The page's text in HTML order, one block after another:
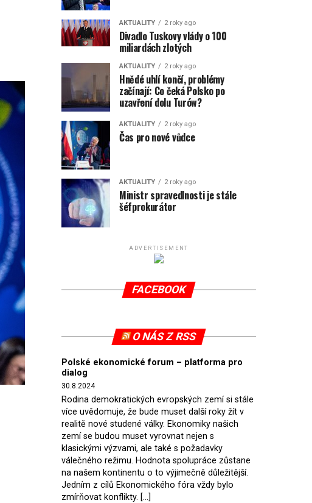
AKTUALITY 2 roky ago
Divadlo Tuskovy vlády o 100
miliardách zlotých
AKTUALITY 2 roky ago
Hnědé uhlí končí, problémy
začínají: Co čeká Polsko po
uzavření dolu Turów?
AKTUALITY 2 roky ago
Čas pro nové vůdce
AKTUALITY 2 roky ago
Ministr spravedlnosti je stále
šéfprokurátor
ADVERTISEMENT
FACEBOOK
O NÁS Z RSS
Polské ekonomické forum – platforma pro
dialog
30.8.2024
Rodina demokratických evropských zemí si stále
více uvědomuje, že bude muset další roky žít v
realitě nové studené války. Ekonomiky našich
zemí se budou muset vyrovnat nejen s
klasickými výzvami, ale také s požadavky
válečného režimu. Hodnota spolupráce zůstane
na našem kontinentu o to výjimečně důležitější.
Jedním z cílů Ekonomického fóra vždy bylo
zmírňovat konflikty. […]